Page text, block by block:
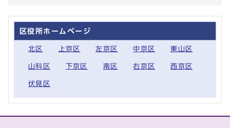
区役所ホームページ
北区 上京区 左京区 中京区 東山区
山科区 下京区 南区 右京区 西京区
伏見区